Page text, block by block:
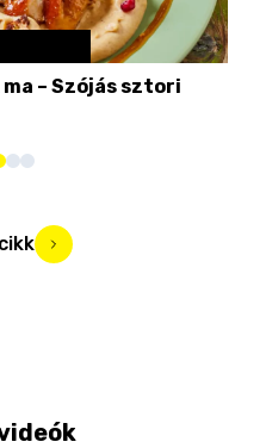
– Szójás sztori